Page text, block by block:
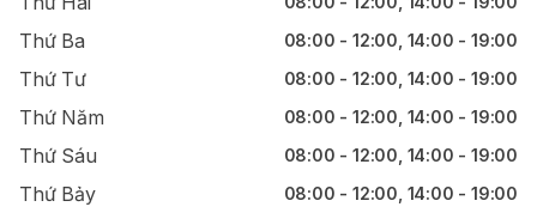
Thứ Ba 08:00 - 12:00, 14:00 - 19:00
Thứ Tư 08:00 - 12:00, 14:00 - 19:00
Thứ Năm 08:00 - 12:00, 14:00 - 19:00
Thứ Sáu 08:00 - 12:00, 14:00 - 19:00
Thứ Bảy 08:00 - 12:00, 14:00 - 19:00